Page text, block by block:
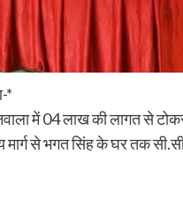
*
में 04 लाख की लागत से
से भगत सिंह के घर तक